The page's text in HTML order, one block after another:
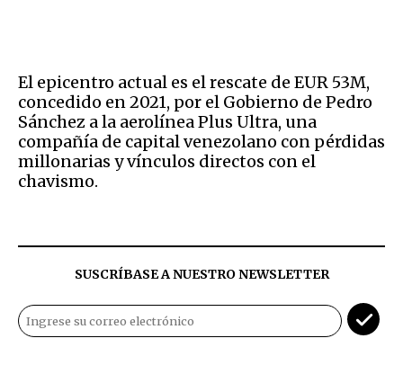
El epicentro actual es el rescate de EUR 53M,
concedido en 2021, por el Gobierno de Pedro
Sánchez a la aerolínea Plus Ultra, una
compañía de capital venezolano con pérdidas
millonarias y vínculos directos con el
chavismo.
SUSCRÍBASE A NUESTRO NEWSLETTER